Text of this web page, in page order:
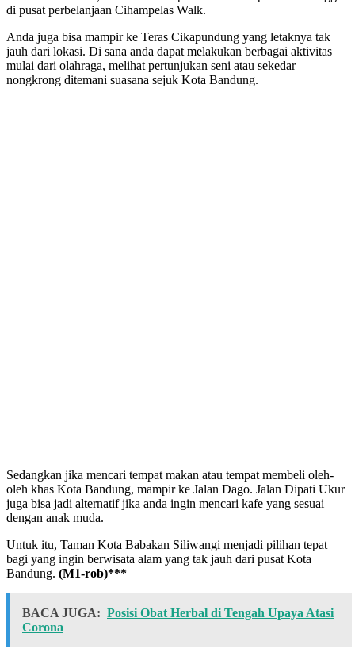
di pusat perbelanjaan Cihampelas Walk.
Anda juga bisa mampir ke Teras Cikapundung yang letaknya tak
jauh dari lokasi. Di sana anda dapat melakukan berbagai aktivitas
mulai dari olahraga, melihat pertunjukan seni atau sekedar
nongkrong ditemani suasana sejuk Kota Bandung.
Sedangkan jika mencari tempat makan atau tempat membeli oleh-
oleh khas Kota Bandung, mampir ke Jalan Dago. Jalan Dipati Ukur
juga bisa jadi alternatif jika anda ingin mencari kafe yang sesuai
dengan anak muda.
Untuk itu, Taman Kota Babakan Siliwangi menjadi pilihan tepat
bagi yang ingin berwisata alam yang tak jauh dari pusat Kota
Bandung. (M1-rob)***
BACA JUGA: Posisi Obat Herbal di Tengah Upaya Atasi
Corona